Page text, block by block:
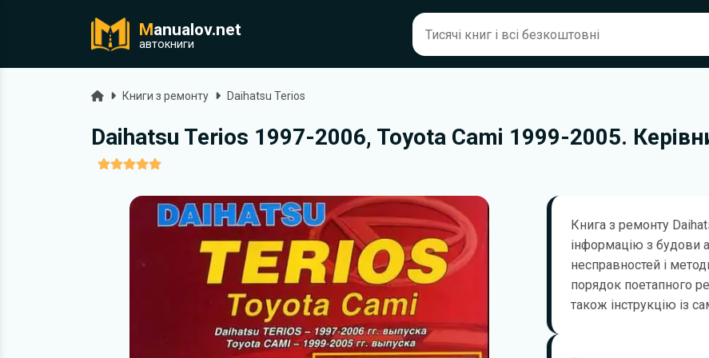
Manualov.net
автокниги
ГоловнаКниги з ремонту Daihatsu Terios
Daihatsu Terios 1997-2006, Toyota Cami 1999-2005.
Книга з ремонту
інформацію з будови
несправностей і
порядок поетапного
також інструкцію із